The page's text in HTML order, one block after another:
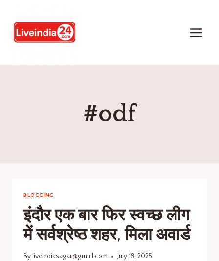
#odf
BLOGGING
इंदौर एक बार फिर स्वच्छ लीग
में सर्वश्रेष्ठ शहर, मिला अवार्ड
By liveindiasagar@gmail.com July 18, 2025